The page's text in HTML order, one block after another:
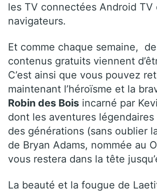
les TV connectées Android TV
navigateurs.
Et comme chaque semaine,
contenus gratuits viennent
C’est ainsi que vous pouvez
maintenant l’héroïsme et la
Robin des Bois incarné par
dont les aventures
des générations (sans oublier
de Bryan Adams, nommée au
vous restera dans la tête
La beauté et la fougue de